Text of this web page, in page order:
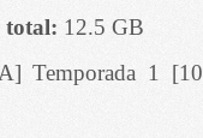
total: 12.5 GB
Temporada 1